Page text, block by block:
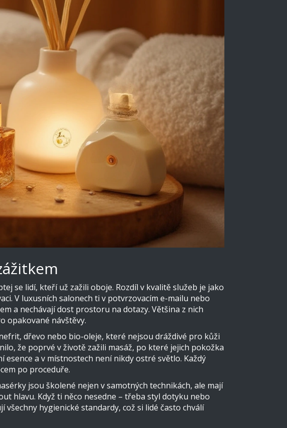
se lidí, kteří už zažili oboje. Rozdíl v kvalitě služeb je jako
V luxusních salonech ti v potvrzovacím e-mailu nebo
a nechávají dost prostoru na dotazy. Většina z nich
opakované návštěvy.
dřevo nebo bio-oleje, které nejsou dráždivé pro kůži
že poprvé v životě zažili masáž, po které jejich pokožka
a v místnostech není nikdy ostré světlo. Každý
po proceduře.
jsou školené nejen v samotných technikách, ale mají
hlavu. Když ti něco nesedne – třeba styl dotyku nebo
hygienické standardy, což si lidé často chválí